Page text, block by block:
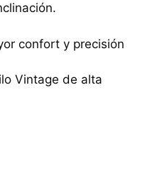
confort y precisión
Vintage de alta